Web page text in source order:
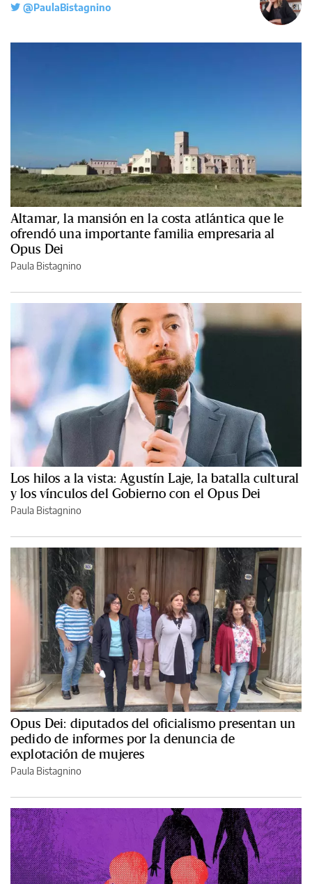
@PaulaBistagnino
Altamar, la mansión en la costa atlántica que le
ofrendó una importante familia empresaria al
Opus Dei
Paula Bistagnino
Los hilos a la vista: Agustín Laje, la batalla cultural
y los vínculos del Gobierno con el Opus Dei
Paula Bistagnino
Opus Dei: diputados del oficialismo presentan un
pedido de informes por la denuncia de
explotación de mujeres
Paula Bistagnino